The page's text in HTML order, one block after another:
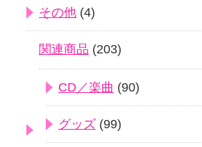
その他 (4)
関連商品 (203)
CD／楽曲 (90)
グッズ (99)